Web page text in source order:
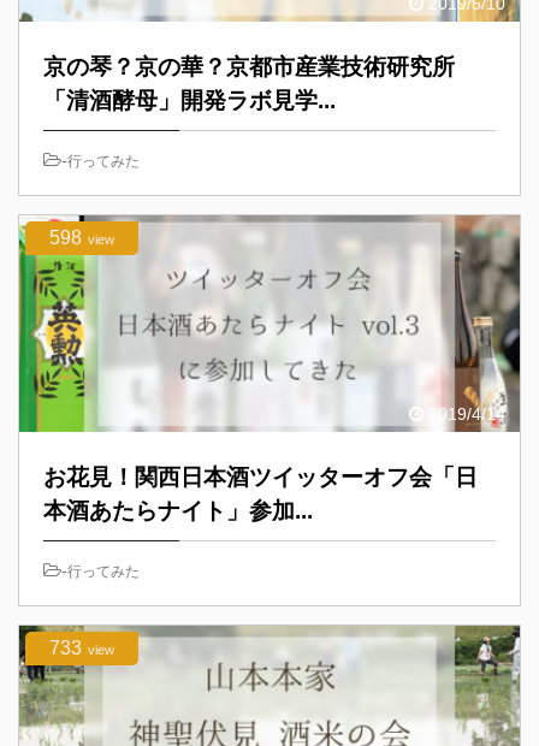
2019/5/10
京の琴？京の華？京都市産業技術研究所
「清酒酵母」開発ラボ見学...
-行ってみた
2019/4/14
598 view
お花見！関西日本酒ツイッターオフ会「日
本酒あたらナイト」参加...
-行ってみた
733 view